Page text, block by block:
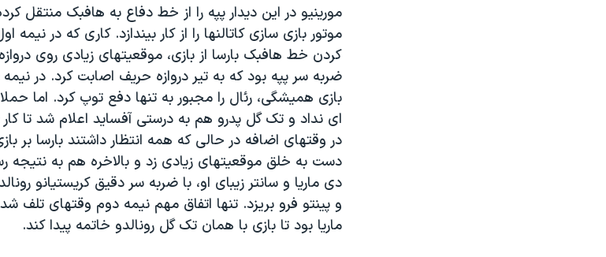
مورینیو در این دیدار پپه را از خط دفاع به هافبک منتقل
موتور بازی سازی کاتالنها را از کار بیندازد. کاری که در
کردن خط هافبک بارسا از بازی، موقعیتهای زیادی روی
ضربه سر پپه بود که به تیر دروازه حریف اصابت کرد. در
بازی همیشگی، رئال را مجبور به تنها دفع توپ کرد. اما
ای نداد و تک گل پدرو هم به درستی آفساید اعلام شد تا
در وقتهای اضافه در حالی که همه انتظار داشتند بارسا بر
دست به خلق موقعیتهای زیادی زد و بالاخره هم به
دی ماریا و سانتر زیبای او، با ضربه سر دقیق کریستیانو
و پینتو فرو بریزد. تنها اتفاق مهم نیمه دوم وقتهای تلف
ماریا بود تا بازی با همان تک گل رونالدو خاتمه پیدا کند.